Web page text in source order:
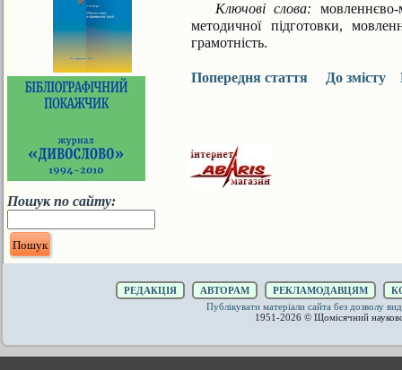
Пошук по сайту:
Ключові слова: мовленнєво-
методичної підготовки,
грамотність.
Попередня стаття До змісту
РЕДАКЦІЯ АВТОРАМ РЕКЛАМОДАВЦЯМ
Публікувати матеріали сайта без дозволу
1951-2026 © Щомісячний